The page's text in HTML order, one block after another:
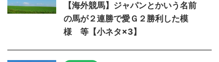
【海外競馬】ジャパンとかいう名前
の馬が２連勝で愛Ｇ２勝利した模
様 等【小ネタ×3】